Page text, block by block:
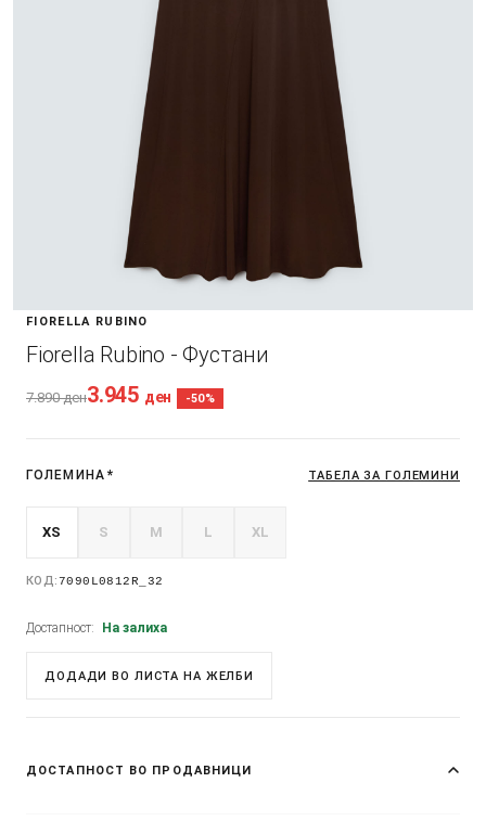
FIORELLA RUBINO
Fiorella Rubino - Фустани
7.890ден3.945 ден -50%
ГОЛЕМИНА * ТАБЕЛА ЗА ГОЛЕМИНИ
XS S M L XL
КОД:7090L0812R_32
Достапност: На залиха
ДОДАДИ ВО ЛИСТА НА ЖЕЛБИ
ДОСТАПНОСТ ВО ПРОДАВНИЦИ